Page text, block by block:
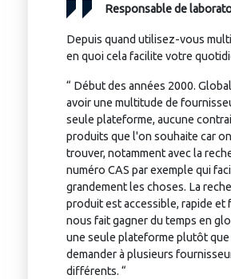
Responsable de
Depuis quand utilisez-vous
en quoi cela facilite votre
“ Début des années 2000.
avoir une multitude de
seule plateforme, aucune
produits que l'on souhaite car
trouver, notamment avec la
numéro CAS par exemple qui
grandement les choses. La
produit est accessible, rapide et
nous fait gagner du temps en
une seule plateforme plutôt
demander à plusieurs
différents. “